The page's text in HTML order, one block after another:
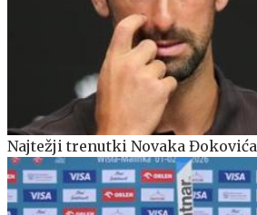
Najtežji trenutki Novaka Đokovića